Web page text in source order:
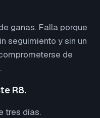
ganas. Falla porque
seguimiento y sin un
de
R8.
tres días.